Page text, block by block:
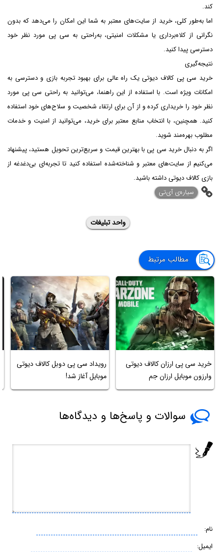
کند.
اما به‌طور کلی، خرید از سایت‌های معتبر به شما این امکان را می‌دهد که بدون
نگرانی از کلاه‌برداری یا مشکلات امنیتی، به‌راحتی به سی پی مورد نظر خود
دسترسی پیدا کنید.
نتیجه‌گیری
خرید سی پی کالاف دیوتی یک راه عالی برای بهبود تجربه بازی و دسترسی به
امکانات ویژه است. با استفاده از این راهنما، می‌توانید به راحتی سی پی مورد
نظر خود را خریداری کرده و از آن برای ارتقاء شخصیت و سلاح‌های خود استفاده
کنید. همچنین، با انتخاب منابع معتبر برای خرید، می‌توانید از امنیت و خدمات
مطلوب بهره‌مند شوید.
اگر به دنبال خرید سی پی با بهترین قیمت و سریع‌ترین تحویل هستید، پیشنهاد
می‌کنیم از سایت‌های معتبر و شناخته‌شده استفاده کنید تا تجربه‌ای بی‌دغدغه از
بازی کالاف دیوتی داشته باشید.
‌سیاره‌ی آی‌تی
واحد تبلیغات
مطالب مرتبط
خرید سی پی ارزان کالاف دیوتی
وارزون موبایل ارزان جم
رویداد سی پی دوبل کالاف دیوتی
موبایل آغاز شد!
سوالات و پاسخ‌ها و دیدگاه‌ها
نام:
ایمیل: